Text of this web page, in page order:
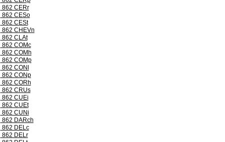
862 CERr
862 CESo
862 CESt
862 CHEVn
862 CLAt
862 COMc
862 COMh
862 COMp
862 CONl
862 CONp
862 CORh
862 CRUs
862 CUEi
862 CUEt
862 CUNi
862 DARch
862 DELc
862 DELr